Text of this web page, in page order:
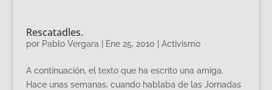
Rescatadles.
por Pablo Vergara Ene 25, 2010 Activismo
A continuación, el texto que ha escrito una amiga.
Hace unas semanas, cuando hablaba de las Jornadas